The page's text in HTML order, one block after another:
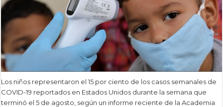
Los niños representaron el 15 por ciento de los casos semanales de
COVID-19 reportados en Estados Unidos durante la semana que
terminó el 5 de agosto, según un informe reciente de la Academia